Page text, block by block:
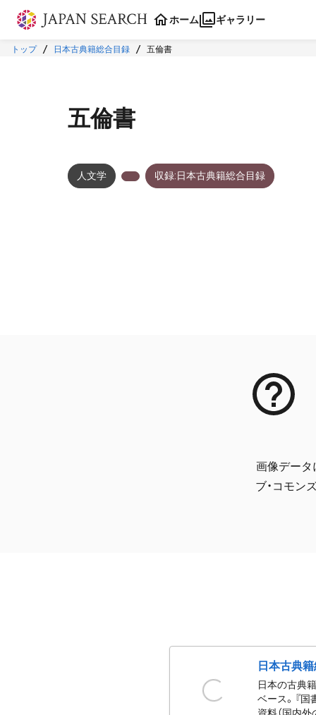
本文に飛ぶ
ホーム ギャラリー
トップ 日本古典籍総合目録 五倫書
五倫書
人文学 収録:日本古典籍総合目録
画像データ
ブ・コモン
日本古典
日本の古典
ベース。『